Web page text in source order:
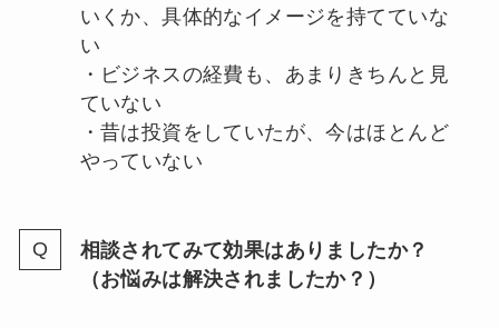
いくか、具体的なイメージを持てていな
い
・ビジネスの経費も、あまりきちんと見
ていない
・昔は投資をしていたが、今はほとんど
やっていない
相談されてみて効果はありましたか？
（お悩みは解決されましたか？）